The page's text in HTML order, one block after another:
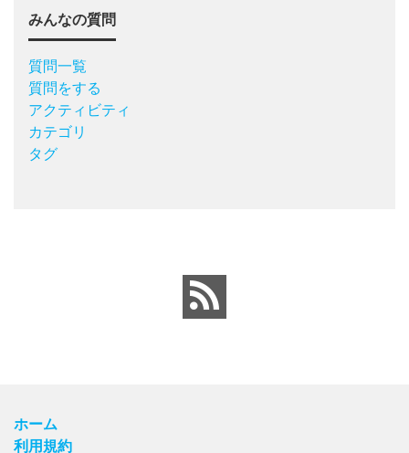
みんなの質問
質問一覧
質問をする
アクティビティ
カテゴリ
タグ
ホーム
利用規約